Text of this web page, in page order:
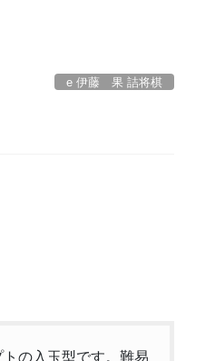
e 伊藤 果 詰将棋
の入玉型です。難易